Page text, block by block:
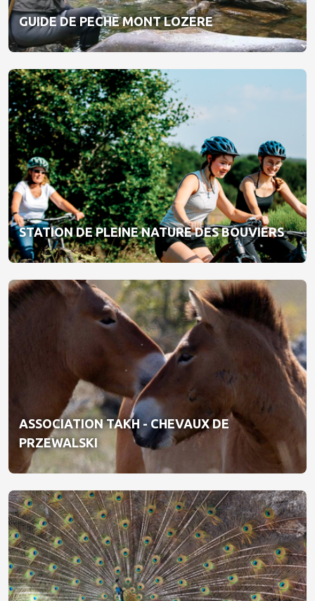
GUIDE DE PECHE MONT LOZERE
STATION DE PLEINE NATURE DES BOUVIERS
ASSOCIATION TAKH - CHEVAUX DE
PRZEWALSKI